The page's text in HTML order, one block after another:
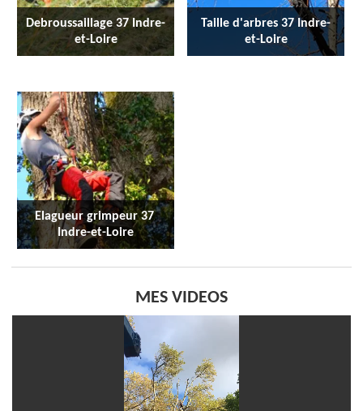
Debroussaillage 37 Indre-
et-Loire
Taille d'arbres 37 Indre-
et-Loire
Elagueur grimpeur 37
Indre-et-Loire
MES VIDEOS